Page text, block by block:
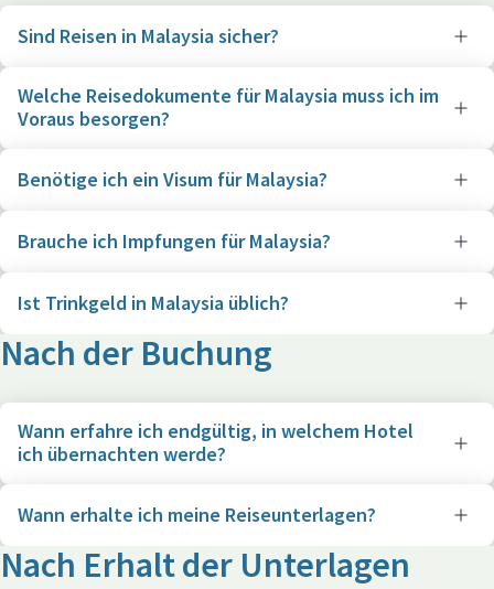
Sind Reisen in Malaysia sicher?
Welche Reisedokumente für Malaysia muss ich im
Voraus besorgen?
Benötige ich ein Visum für Malaysia?
Brauche ich Impfungen für Malaysia?
Ist Trinkgeld in Malaysia üblich?
Nach der Buchung
Wann erfahre ich endgültig, in welchem Hotel
ich übernachten werde?
Wann erhalte ich meine Reiseunterlagen?
Nach Erhalt der Unterlagen